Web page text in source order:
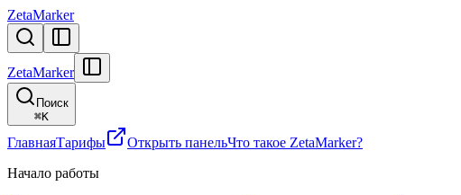
ZetaMarker
ZetaMarker
Поиск
⌘K
ГлавнаяТарифы Открыть панельЧто такое ZetaMarker?
Начало работы